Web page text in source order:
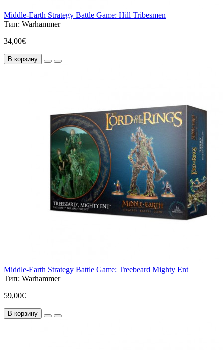
Middle-Earth Strategy Battle Game: Hill Tribesmen
Тип: Warhammer
34,00€
В корзину
Middle-Earth Strategy Battle Game: Treebeard Mighty Ent
Тип: Warhammer
59,00€
В корзину